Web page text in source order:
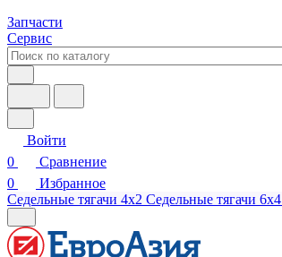
Запчасти
Сервис
Войти
0
Сравнение
0
Избранное
Седельные тягачи 4х2 Седельные тягачи 6х4